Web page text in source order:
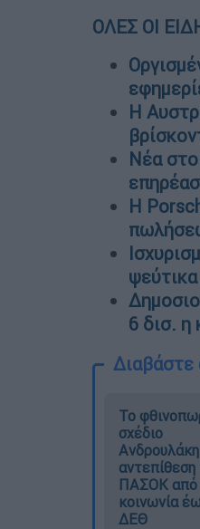
ΟΛΕΣ ΟΙ
Η
Νέα
Η
6 δισ. η
Διαβάστε
Το
σχέδιο
αντεπίθεση
ΠΑΣΟΚ από
κοινωνία
ΔΕΘ